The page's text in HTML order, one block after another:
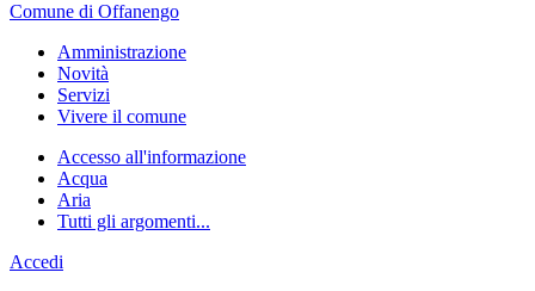
Comune di Offanengo
Amministrazione
Novità
Servizi
Vivere il comune
Accesso all'informazione
Acqua
Aria
Tutti gli argomenti...
Accedi